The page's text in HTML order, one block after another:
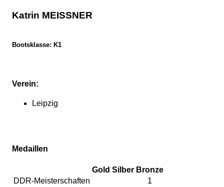
Katrin MEISSNER
Bootsklasse: K1
Verein:
Leipzig
Medaillen
Gold Silber Bronze
DDR-Meisterschaften
1